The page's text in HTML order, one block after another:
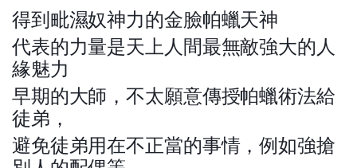
得到毗濕奴神力的金臉帕蠟天神
代表的力量是天上人間最無敵強大的人
緣魅力
早期的大師，不太願意傳授帕蠟術法給
徒弟，
避免徒弟用在不正當的事情，例如強搶